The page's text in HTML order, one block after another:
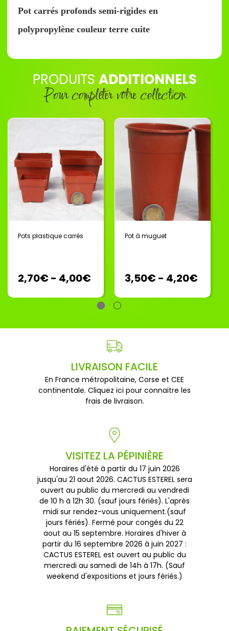
Pot carrés profonds semi-rigides en
polypropylène couleur terre cuite
PRODUITS ADDITIONNELS
Pour compléter votre collection
Pots plastique carrés
2,70€ - 4,00€
Pot à muguet
3,50€ - 4,20€
LIVRAISON FACILE
En France métropolitaine, Corse et CEE
continentale. Cliquez ici pour connaitre les
frais de livraison.
VISITEZ LA PÉPINIÈRE
Horaires d'été à partir du 17 juin 2026
jusqu'au 21 aout 2026. CACTUS ESTEREL sera
ouvert au public du mercredi au vendredi
de 10 h à 12h 30. (sauf jours fériés). L'après
midi sur rendez-vous uniquement.(sauf
jours fériés). Fermé pour congés du 22
aout au 15 septembre. Horaires d'hiver à
partir du 16 septembre 2026 à juin 2027 :
CACTUS ESTEREL est ouvert au public du
mercredi au samedi de 14h à 17h. (Sauf
weekend d'expositions et jours fériés.)